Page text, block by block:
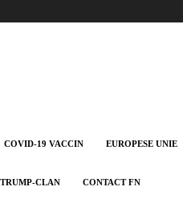
COVID-19 VACCIN EUROPESE UNIE
TRUMP-CLAN CONTACT FN